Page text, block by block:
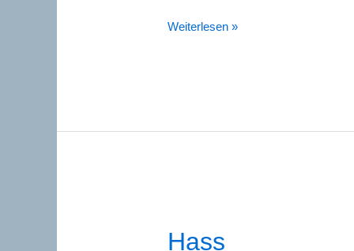
Gewalt
Weiterlesen »
Hass